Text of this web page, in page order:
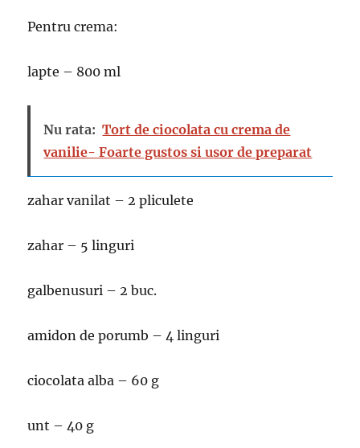
Pentru crema:
lapte – 800 ml
Nu rata: Tort de ciocolata cu crema de
vanilie- Foarte gustos si usor de preparat
zahar vanilat – 2 pliculete
zahar – 5 linguri
galbenusuri – 2 buc.
amidon de porumb – 4 linguri
ciocolata alba – 60 g
unt – 40 g